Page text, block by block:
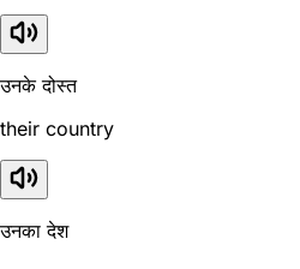
उनके दोस्त
their country
उनका देश